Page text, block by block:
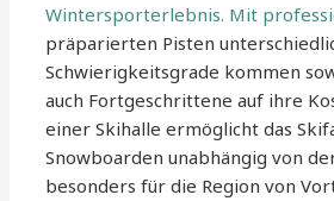
Wintersporterlebnis. Mit
präparierten Pisten
Schwierigkeitsgrade kommen
auch Fortgeschrittene auf ihre
einer Skihalle ermöglicht das
Snowboarden unabhängig von
besonders für die Region von